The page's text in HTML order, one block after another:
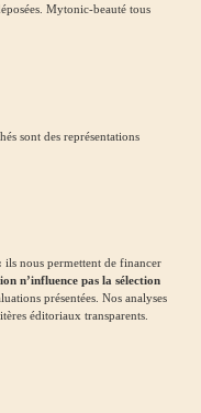
Mytonic-beauté tous
sont des représentations
ils nous permettent de financer
n’influence pas la sélection
présentées. Nos analyses
éditoriaux transparents.